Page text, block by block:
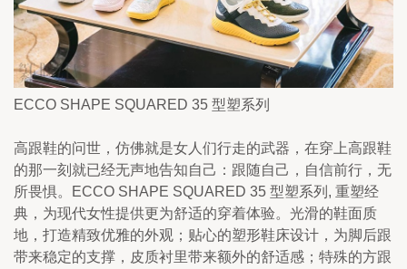
ECCO SHAPE SQUARED 35 型塑系列
高跟鞋的问世，仿佛就是女人们行走的武器，在穿上高跟鞋
的那一刻就已经无声地告知自己：跟随自己，自信前行，无
所畏惧。ECCO SHAPE SQUARED 35 型塑系列, 重塑经
典，为现代女性提供更为舒适的穿着体验。光滑的鞋面质
地，打造精致优雅的外观；贴心的塑形鞋床设计，为脚后跟
带来稳定的支撑，皮质衬里带来额外的舒适感；特殊的方跟